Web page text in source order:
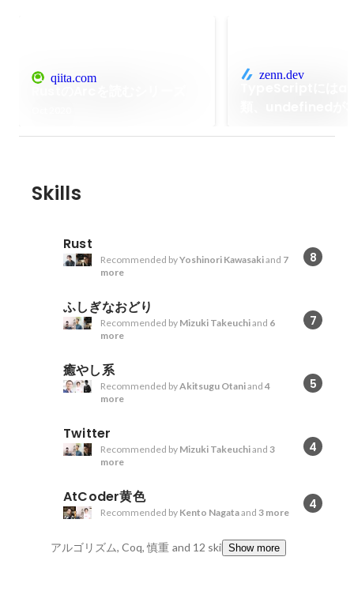
qiita.com zenn.dev
Skills
Rust
8
Recommended byYoshinori Kawasakiand 7
more
ふしぎなおどり
7
Recommended by Mizuki Takeuchiand 6
more
癒やし系
5
Recommended byAkitsugu Otaniand 4
more
Twitter
4
Recommended by Mizuki Takeuchiand 3
more
AtCoder黄色 4
Recommended by Kento Nagataand 3 more
アルゴリズム, Coq, 慎重 and 12 skillsShow more